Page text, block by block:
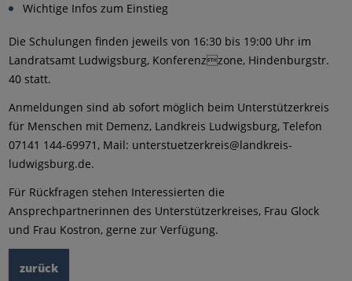
Wichtige Infos zum Einstieg
Die Schulungen finden jeweils von 16:30 bis 19:00 Uhr im
Landratsamt Ludwigsburg, Konferenzzone, Hindenburgstr.
40 statt.
Anmeldungen sind ab sofort möglich beim Unterstützerkreis
für Menschen mit Demenz, Landkreis Ludwigsburg, Telefon
07141 144-69971, Mail: unterstuetzerkreis@landkreis-
ludwigsburg.de.
Für Rückfragen stehen Interessierten die
Ansprechpartnerinnen des Unterstützerkreises, Frau Glock
und Frau Kostron, gerne zur Verfügung.
zurück